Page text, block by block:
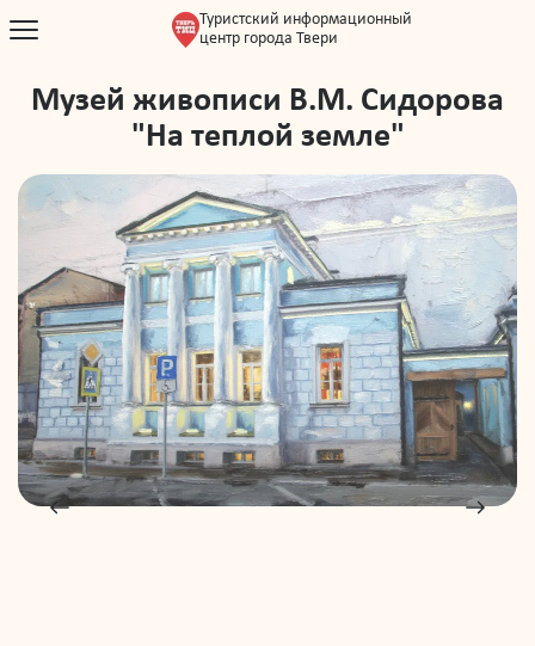
Туристский информационный
центр города Твери
Музей живописи В.М. Сидорова
"На теплой земле"